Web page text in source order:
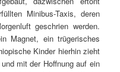
Minibus-Taxis, deren
geschrien werden.
Magnet, ein trügerisches
Kinder hierhin zieht
mit der Hoffnung auf ein